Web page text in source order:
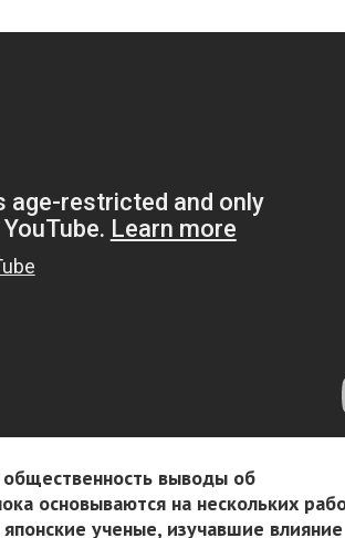
выводы об
основываются на нескольких
ученые, изучавшие влияние